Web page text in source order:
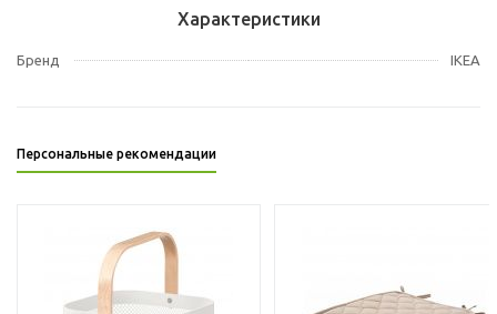
Характеристики
Бренд IKEA
Персональные рекомендации